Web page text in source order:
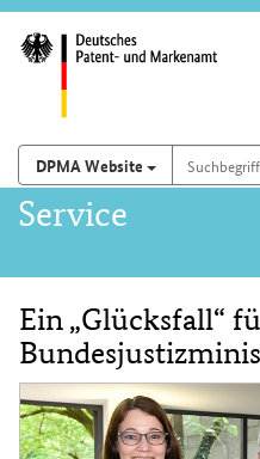
Suchen auf
DPMA Website Suchbegriff
Hauptnavigation
Service
Inhalt
Ein „Glücksfall“